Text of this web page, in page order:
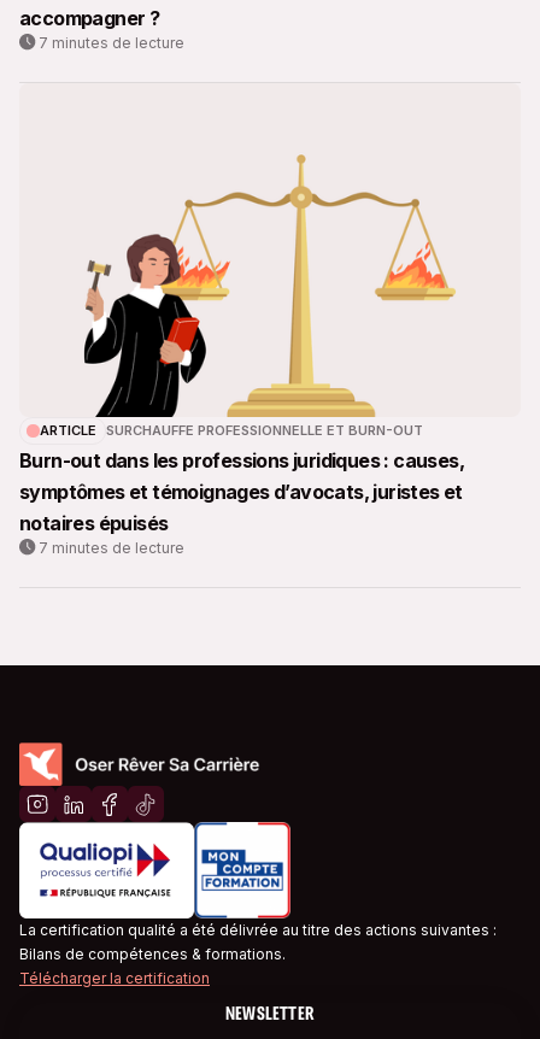
accompagner ?
7 minutes de lecture
ARTICLE SURCHAUFFE PROFESSIONNELLE ET BURN-OUT
Burn-out dans les professions juridiques : causes,
symptômes et témoignages d’avocats, juristes et
notaires épuisés
7 minutes de lecture
La certification qualité a été délivrée au titre des actions suivantes :
Bilans de compétences & formations.
Télécharger la certification
NEWSLETTER